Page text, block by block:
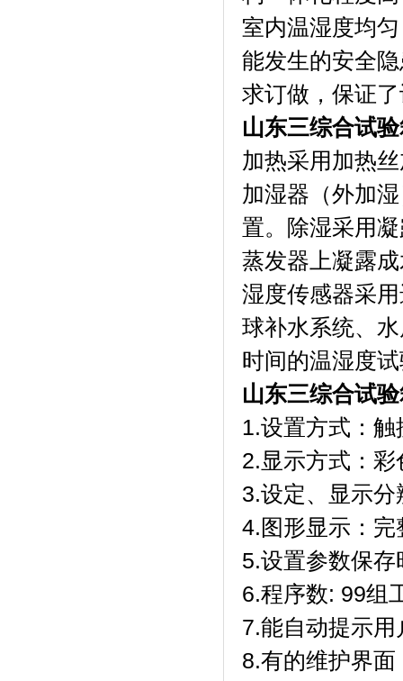
室内温湿度均匀
能发生的安全隐
求订做，保证了
山东三综合试验
加热采用加热丝
加湿器（外加湿）
置。除湿采
蒸发器上凝露成
湿度传感器采用
球补水系统
时间的温湿度试验
山东三综合试
1.设置方式：触
2.显示方式
3.设定、显示
4.图形显示：
5.设置参数保存
6.程序数: 99组工
7.能自动提示用户
8.有的维护界面